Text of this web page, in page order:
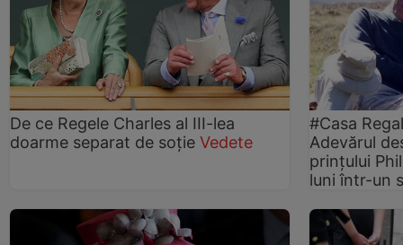
De ce Regele Charles al III-lea
doarme separat de soție Vedete
#Casa
Adevărul
prințului
luni într-un